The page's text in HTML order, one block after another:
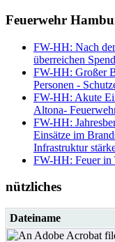
Feuerwehr
FW-HH: Nach
überreichen
FW-HH: Großer
Personen -
FW-HH: Akute
Altona-
FW-HH:
Einsätze im
Infrastruktur
FW-HH: Feuer in
nützliches
Dateiname